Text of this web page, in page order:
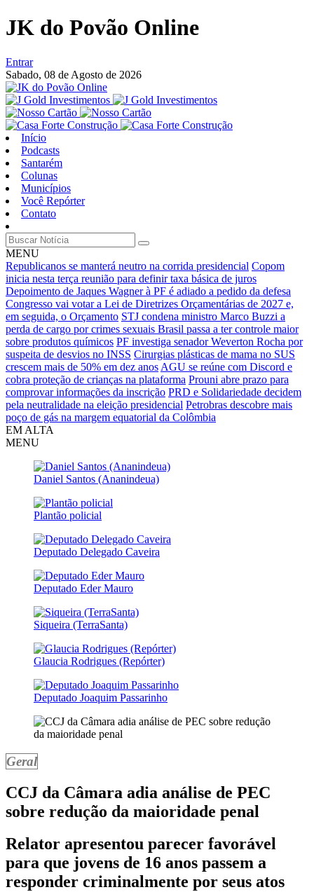
JK do Povão Online
Entrar
Sabado, 08 de Agosto de 2026
Início
Podcasts
Santarém
Colunas
Municípios
Você Repórter
Contato
MENU
Republicanos se manterá neutro na corrida presidencial Copom
inicia nesta terça reunião para definir taxa básica de juros
Depoimento de Jaques Wagner à PF é adiado a pedido da defesa
Congresso vai votar a Lei de Diretrizes Orçamentárias de 2027 e,
em seguida, o Orçamento STJ condena ministro Marco Buzzi a
perda de cargo por crimes sexuais Brasil passa a ter controle maior
sobre produtos químicos PF investiga senador Weverton Rocha por
suspeita de desvios no INSS Cirurgias plásticas de mama no SUS
crescem mais de 50% em dez anos AGU se reúne com Discord e
cobra proteção de crianças na plataforma Prouni abre prazo para
comprovar informações da inscrição PRD e Solidariedade decidem
pela neutralidade na eleição presidencial Petrobras descobre mais
poço de gás na margem equatorial da Colômbia
EM ALTA
MENU
Daniel Santos (Ananindeua)
Plantão policial
Deputado Delegado Caveira
Deputado Eder Mauro
Siqueira (TerraSanta)
Glaucia Rodrigues (Repórter)
Deputado Joaquim Passarinho
Geral
CCJ da Câmara adia análise de PEC
sobre redução da maioridade penal
Relator apresentou parecer favorável
para que jovens de 16 anos passem a
responder criminalmente por seus atos